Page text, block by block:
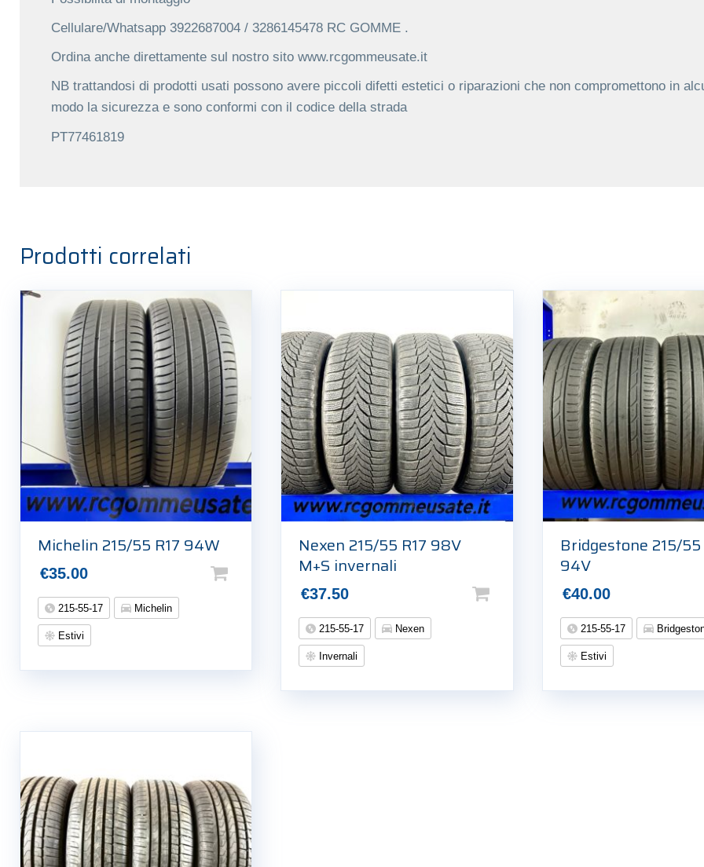
Cellulare/Whatsapp 3922687004 / 3286145478 RC GOMME .
Ordina anche direttamente sul nostro sito www.rcgommeusate.it
NB trattandosi di prodotti usati possono avere piccoli difetti estetici o riparazioni che non compromettono in
modo la sicurezza e sono conformi con il codice della strada
PT77461819
Prodotti correlati
Michelin 215/55 R17 94W
€35.00
215-55-17 Michelin
Estivi
Nexen 215/55 R17 98V
M+S invernali
€37.50
215-55-17 Nexen
Invernali
Bridgestone 215/55
94V
€40.00
215-55-17
Estivi